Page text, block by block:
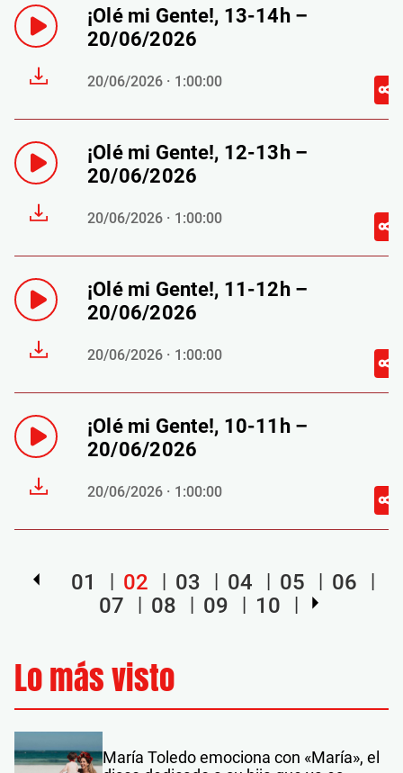
¡Olé mi Gente!, 13-14h –
20/06/2026
20/06/2026 · 1:00:00
¡Olé mi Gente!, 12-13h –
20/06/2026
20/06/2026 · 1:00:00
¡Olé mi Gente!, 11-12h –
20/06/2026
20/06/2026 · 1:00:00
¡Olé mi Gente!, 10-11h –
20/06/2026
20/06/2026 · 1:00:00
01 02 03 04 05
06
07
08 09 10
Lo más visto
María Toledo emociona con «María», el